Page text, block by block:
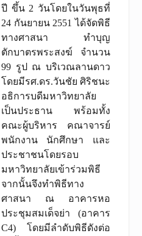
ปี ขึ้น 2 วันโดยในวันพุธที่
24 กันยายน 2551 ได้จัดพิธี
ทางศาสนา ทำบุญ
ตักบาตรพระสงฆ์ จำนวน
99 รูป ณ บริเวณลานดาว
โดยมีรศ.ดร.วันชัย ศิริชนะ
อธิการบดีมหาวิทยาลัย
เป็นประธาน พร้อมทั้ง
คณะผู้บริหาร คณาจารย์
พนักงาน นักศึกษา และ
ประชาชนโดยรอบ
มหาวิทยาลัยเข้าร่วมพิธี
จากนั้นจึงทำพิธีทาง
ศาสนา ณ อาคารหอ
ประชุมสมเด็จย่า (อาคาร
C4) โดยมีลำดับพิธีดังต่อ